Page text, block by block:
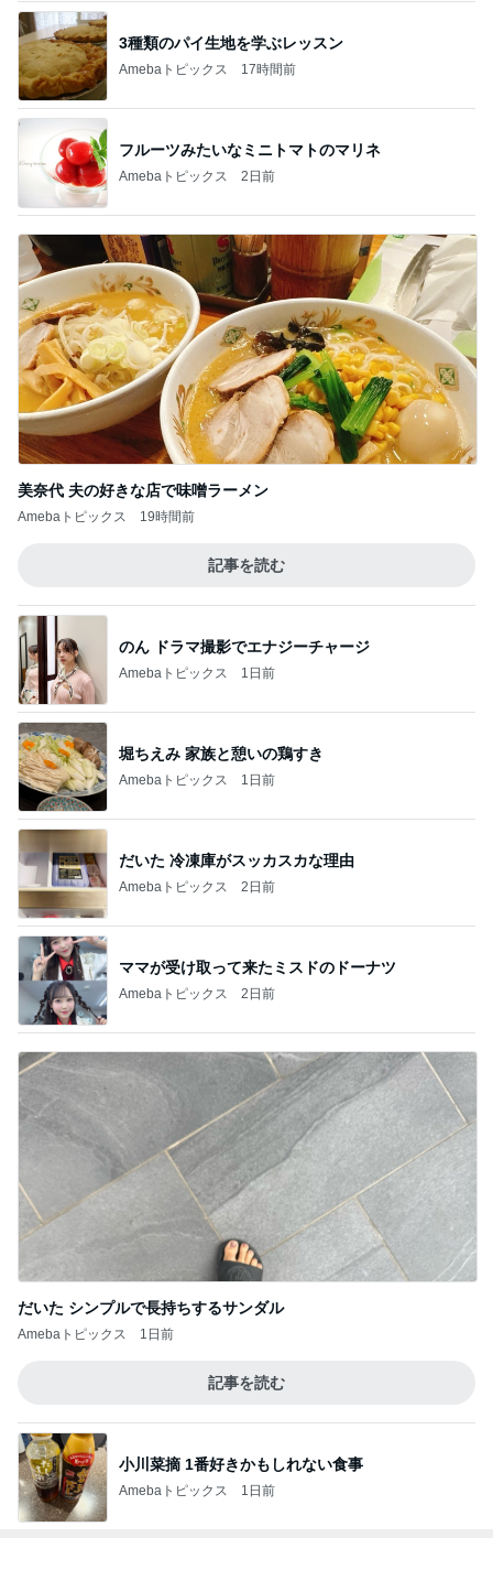
3種類のパイ生地を学ぶレッスン
Amebaトピックス 17時間前
フルーツみたいなミニトマトのマリネ
Amebaトピックス 2日前
美奈代 夫の好きな店で味噌ラーメン
Amebaトピックス 19時間前
記事を読む
のん ドラマ撮影でエナジーチャージ
Amebaトピックス 1日前
堀ちえみ 家族と憩いの鶏すき
Amebaトピックス 1日前
だいた 冷凍庫がスッカスカな理由
Amebaトピックス 2日前
ママが受け取って来たミスドのドーナツ
Amebaトピックス 2日前
だいた シンプルで長持ちするサンダル
Amebaトピックス 1日前
記事を読む
小川菜摘 1番好きかもしれない食事
Amebaトピックス 1日前